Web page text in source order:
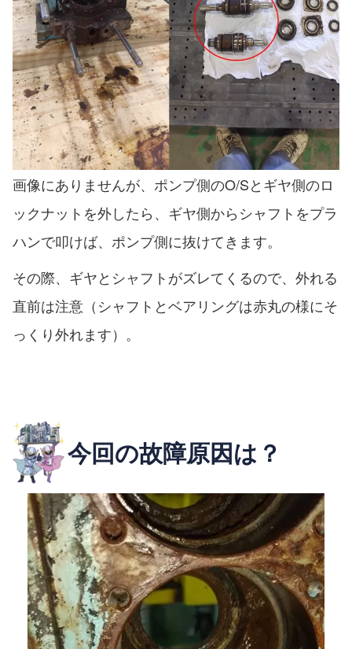
画像にありませんが、ポンプ側のO/Sとギヤ側のロ
ックナットを外したら、ギヤ側からシャフトをプラ
ハンで叩けば、ポンプ側に抜けてきます。
その際、ギヤとシャフトがズレてくるので、外れる
直前は注意（シャフトとベアリングは赤丸の様にそ
っくり外れます）。
今回の故障原因は？